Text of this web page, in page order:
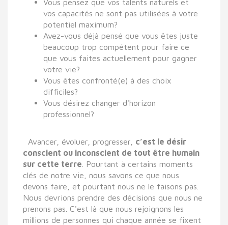
vos capacités ne sont pas utilisées à votre
potentiel maximum?
Avez-vous déjà pensé que vous êtes juste
beaucoup trop compétent pour faire ce
que vous faites actuellement pour gagner
votre vie?
Vous êtes confronté(e) à des choix
difficiles?
Vous désirez changer d'horizon
professionnel?
Avancer, évoluer, progresser, c’est le désir
conscient ou inconscient de tout être humain
sur cette terre . Pourtant à certains moments
clés de notre vie, nous savons ce que nous
devons faire, et pourtant nous ne le faisons pas.
Nous devrions prendre des décisions que nous ne
prenons pas. C'est là que nous rejoignons les
millions de personnes qui chaque année se fixent